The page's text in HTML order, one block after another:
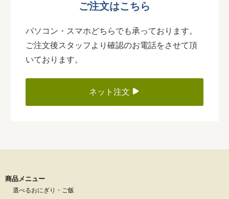
ご注文はこちら
パソコン・スマホどちらでも承っております。
ご注文後スタッフより確認のお電話をさせて頂
いております。
ネット注文
商品メニュー
選べるおにぎり・ご飯